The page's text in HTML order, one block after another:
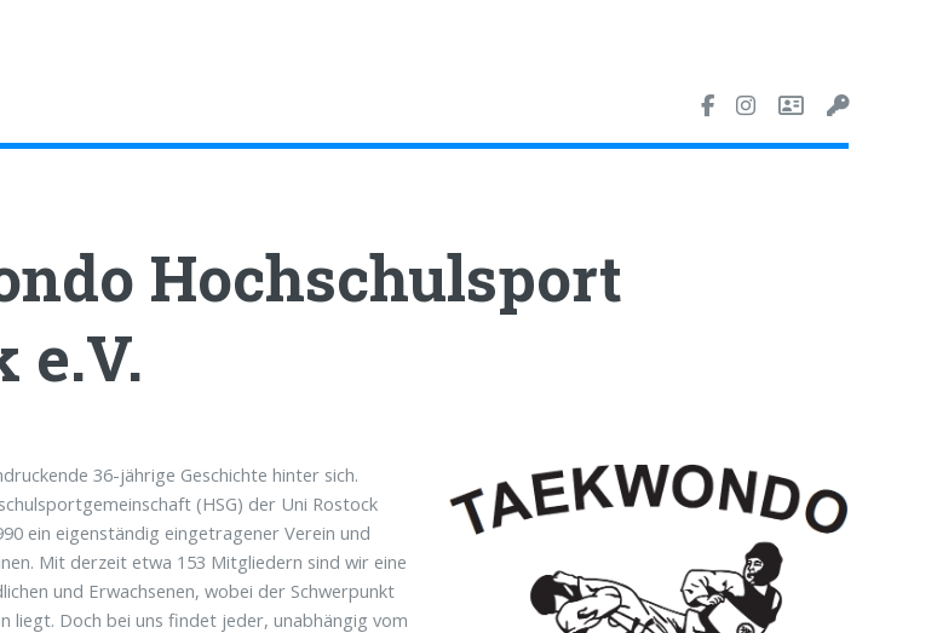
Hochschulsport
e.V.
36-jährige Geschichte hinter sich.
(HSG) der Uni Rostock
ein eigenständig eingetragener Verein und
Mit derzeit etwa 153 Mitgliedern sind wir eine
und Erwachsenen, wobei der Schwerpunkt
liegt. Doch bei uns findet jeder, unabhängig vom